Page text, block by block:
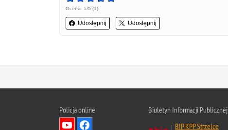
Ocena: 5/5 (1)
Udostępnij Udostępnij
Policja online
Biuletyn Informacji Publicznej
BIP KPP Strzelce